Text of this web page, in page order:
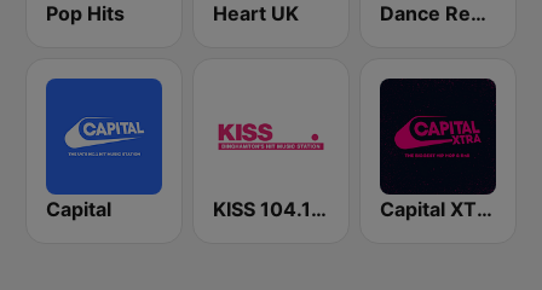
Pop Hits Heart UK Dance Revolution
Capital KISS 104.1 FM Capital XTRA